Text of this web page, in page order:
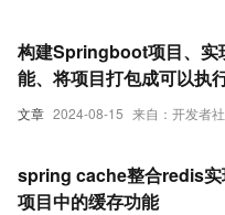
文章 2024-08-15 来自：开发者
构建Springboot项目、实
能、将项目打包成可以执
细图解过程）
spring cache整合redis
项目中的缓存功能